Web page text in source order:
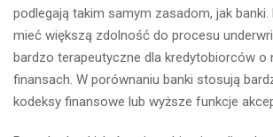
podlegają takim samym zasadom, jak
mieć większą zdolność do procesu
bardzo terapeutyczne dla kredytobiorców o
finansach. W porównaniu banki stosują
kodeksy finansowe lub wyższe funkcje